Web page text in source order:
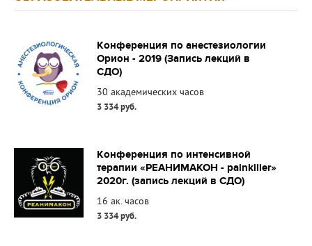
Конференция по анестезиологии
Орион - 2019 (Запись лекций в
СДО)
30 академических часов
3 334 руб.
Конференция по интенсивной
терапии «РЕАНИМАКОН - painkiller»
2020г. (запись лекций в СДО)
16 ак. часов
3 334 руб.